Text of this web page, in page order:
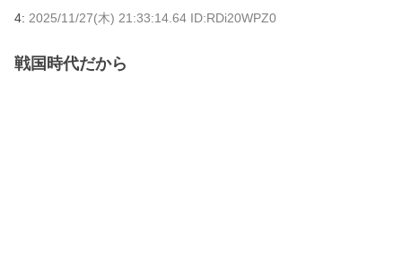
4: 2025/11/27(木) 21:33:14.64 ID:RDi20WPZ0
戦国時代だから